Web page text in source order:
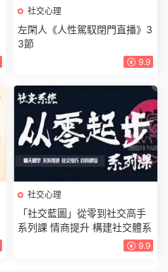
社交心理
左閑人《人性駕馭閉門直播》3
3節
9.9
社交心理
「社交藍圖」從零到社交高手
系列課 情商提升 構建社交體系
9.9